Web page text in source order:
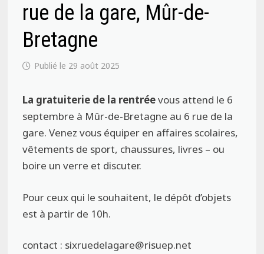
rue de la gare, Mûr-de-
Bretagne
29 août 2025
La gratuiterie de la rentréevous attend le 6
septembre à Mûr-de-Bretagne au 6 rue de la
gare.Venez vous équiper en affaires scolaires,
vêtements de sport, chaussures, livres – ou
boire un verre et discuter.
Pour ceux qui le souhaitent, le dépôt d’objets
est à partir de 10h.
contact : sixruedelagare@risuep.net